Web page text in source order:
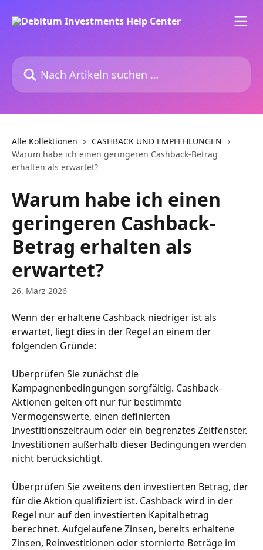
Nach Artikeln suchen …
Alle Kollektionen
CASHBACK UND EMPFEHLUNGEN
Warum habe ich einen geringeren Cashback-Betrag
erhalten als erwartet?
Warum habe ich einen
geringeren Cashback-
Betrag erhalten als
erwartet?
26. März 2026
Wenn der erhaltene Cashback niedriger ist als
erwartet, liegt dies in der Regel an einem der
folgenden Gründe:
Überprüfen Sie zunächst die
Kampagnenbedingungen sorgfältig. Cashback-
Aktionen gelten oft nur für bestimmte
Vermögenswerte, einen definierten
Investitionszeitraum oder ein begrenztes Zeitfenster.
Investitionen außerhalb dieser Bedingungen werden
nicht berücksichtigt.
Überprüfen Sie zweitens den investierten Betrag, der
für die Aktion qualifiziert ist. Cashback wird in der
Regel nur auf den investierten Kapitalbetrag
berechnet. Aufgelaufene Zinsen, bereits erhaltene
Zinsen, Reinvestitionen oder stornierte Beträge im